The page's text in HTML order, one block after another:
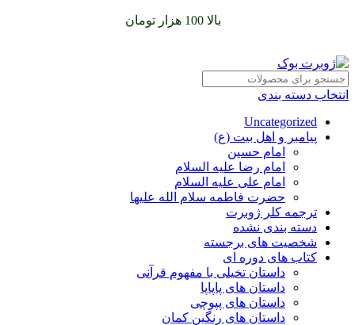
بالا 100 هزار تومان
انتخاب دسته بندی
Uncategorized
پیامبر و اهل بیت (ع)
امام حسین
امام رضا علیه السلام
امام علی علیه السلام
حضرت فاطمه سلام الله علیها
ترجمه کلر ژوبرت
دسته بندی نشده
شخصیت های برجسته
کتاب های دوره ای
داستان تخیلی با مفهوم قرآنی
داستان های پاپاپا
داستان های پپوچی
داستان های رنگین کمان